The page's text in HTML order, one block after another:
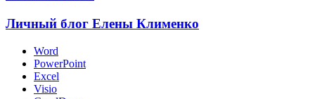
Личный блог Елены Клименко
Word
PowerPoint
Excel
Visio